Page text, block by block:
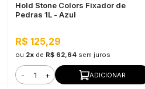
Hold Stone Colors Fixador de
Pedras 1L - Azul
R$ 125,29
ou 2x de R$ 62,64 sem juros
- + ADICIONAR